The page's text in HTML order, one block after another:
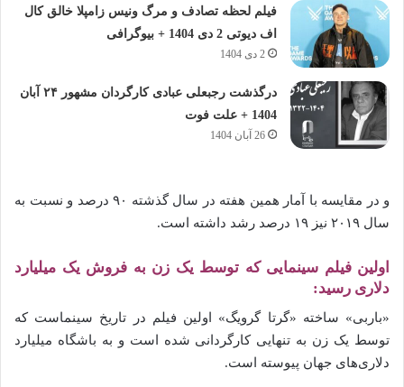
فیلم لحظه تصادف و مرگ ونیس زامپلا خالق کال
اف دیوتی 2 دی 1404 + بیوگرافی
2 دی 1404
درگذشت رجبعلی عبادی کارگردان مشهور ۲۴ آبان
1404 + علت فوت
26 آبان 1404
و در مقایسه با آمار همین هفته در سال گذشته ۹۰ درصد و نسبت به
سال ۲۰۱۹ نیز ۱۹ درصد رشد داشته است.
اولین فیلم سینمایی که توسط یک زن به فروش یک میلیارد
دلاری رسید:
«باربی» ساخته «گرتا گرویگ» اولین فیلم در تاریخ سینماست که
توسط یک زن به تنهایی کارگردانی شده است و به باشگاه میلیارد
دلاری‌های جهان پیوسته‌‌‌‌‌ است.